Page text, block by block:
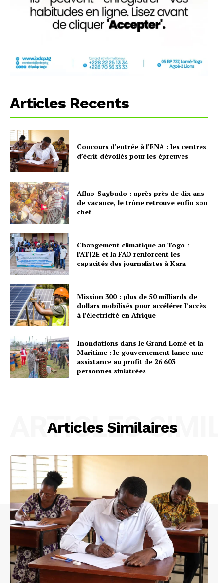
Articles Recents
Concours d’entrée à l’ENA : les centres
d’écrit dévoilés pour les épreuves
Aflao-Sagbado : après près de dix ans
de vacance, le trône retrouve enfin son
chef
Changement climatique au Togo :
l’ATJ2E et la FAO renforcent les
capacités des journalistes à Kara
Mission 300 : plus de 50 milliards de
dollars mobilisés pour accélérer l’accès
à l’électricité en Afrique
Inondations dans le Grand Lomé et la
Maritime : le gouvernement lance une
assistance au profit de 26 603
personnes sinistrées
Articles Similaires
ARTICLES